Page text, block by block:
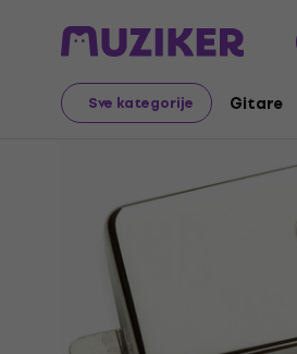
Sve kategorije Gitare
Muzički instrumenti Gitare